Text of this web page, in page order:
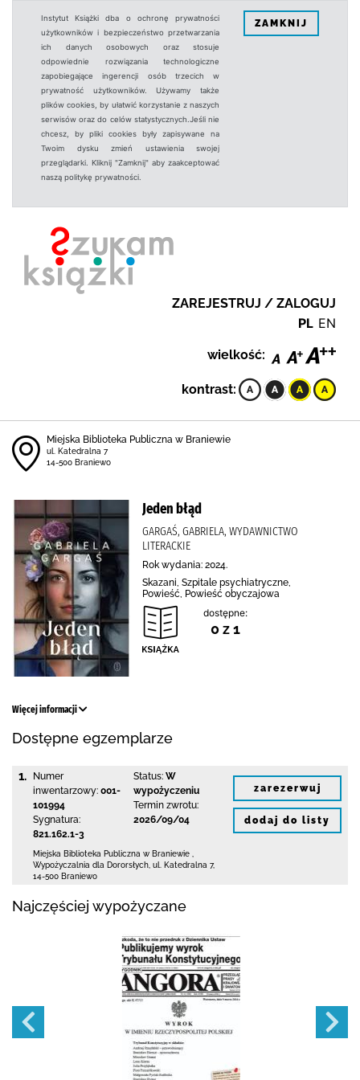
Instytut Książki dba o ochronę prywatności
użytkowników i bezpieczeństwo przetwarzania
ich danych osobowych oraz stosuje
odpowiednie rozwiązania technologiczne
zapobiegające ingerencji osób trzecich w
prywatność użytkowników. Używamy także
plików cookies, by ułatwić korzystanie z naszych
serwisów oraz do celów statystycznych.Jeśli nie
chcesz, by pliki cookies były zapisywane na
Twoim dysku zmień ustawienia swojej
przeglądarki. Kliknij "Zamknij" aby zaakceptować
naszą politykę prywatności.
ZAMKNIJ
ZAREJESTRUJ / ZALOGUJ
PL EN
wielkość:
kontrast:
Miejska Biblioteka Publiczna w Braniewie
ul. Katedralna 7
14-500 Braniewo
Jeden błąd
GARGAŚ, GABRIELA, WYDAWNICTWO
LITERACKIE
Rok wydania: 2024.
Skazani, Szpitale psychiatryczne,
Powieść, Powieść obyczajowa
dostępne:
0 z 1
Więcej informacji
Dostępne egzemplarze
1.
Numer
inwentarzowy: 001-
101994
Sygnatura:
821.162.1-3
Status: W
wypożyczeniu
Termin zwrotu:
2026/09/04
Miejska Biblioteka Publiczna w Braniewie
Wypożyczalnia dla Dororsłych, ul. Katedralna 7,
14-500 Braniewo
zarezerwuj
dodaj do listy
Najczęściej wypożyczane